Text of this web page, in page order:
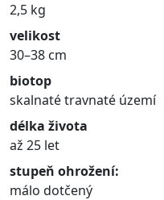
2,5 kg
velikost
30–38 cm
biotop
skalnaté travnaté území
délka života
až 25 let
stupeň ohrožení:
málo dotčený